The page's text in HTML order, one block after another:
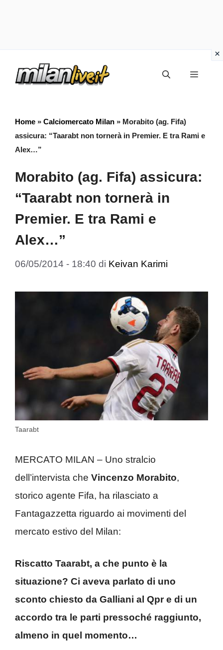
Menu
Home » Calciomercato Milan » Morabito (ag. Fifa)
assicura: “Taarabt non tornerà in Premier. E tra Rami e
Alex…”
Morabito (ag. Fifa) assicura:
“Taarabt non tornerà in
Premier. E tra Rami e
Alex…”
06/05/2014 - 18:40 di Keivan Karimi
Taarabt
MERCATO MILAN – Uno stralcio
dell’intervista che Vincenzo Morabito,
storico agente Fifa, ha rilasciato a
Fantagazzetta riguardo ai movimenti del
mercato estivo del Milan:
Riscatto Taarabt, a che punto è la
situazione? Ci aveva parlato di uno
sconto chiesto da Galliani al Qpr e di un
accordo tra le parti pressoché raggiunto,
almeno in quel momento…